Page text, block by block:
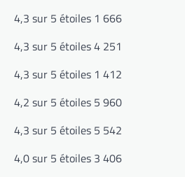
4,3 sur 5 étoiles 1 666
4,3 sur 5 étoiles 4 251
4,3 sur 5 étoiles 1 412
4,2 sur 5 étoiles 5 960
4,3 sur 5 étoiles 5 542
4,0 sur 5 étoiles 3 406